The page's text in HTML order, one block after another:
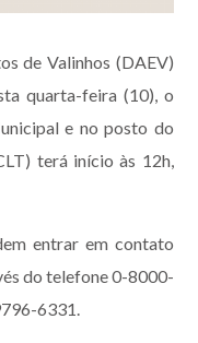
de Valinhos (DAEV)
quarta-feira (10), o
e no posto do
terá início às 12h,
entrar em contato
do telefone 0-8000-
6331.